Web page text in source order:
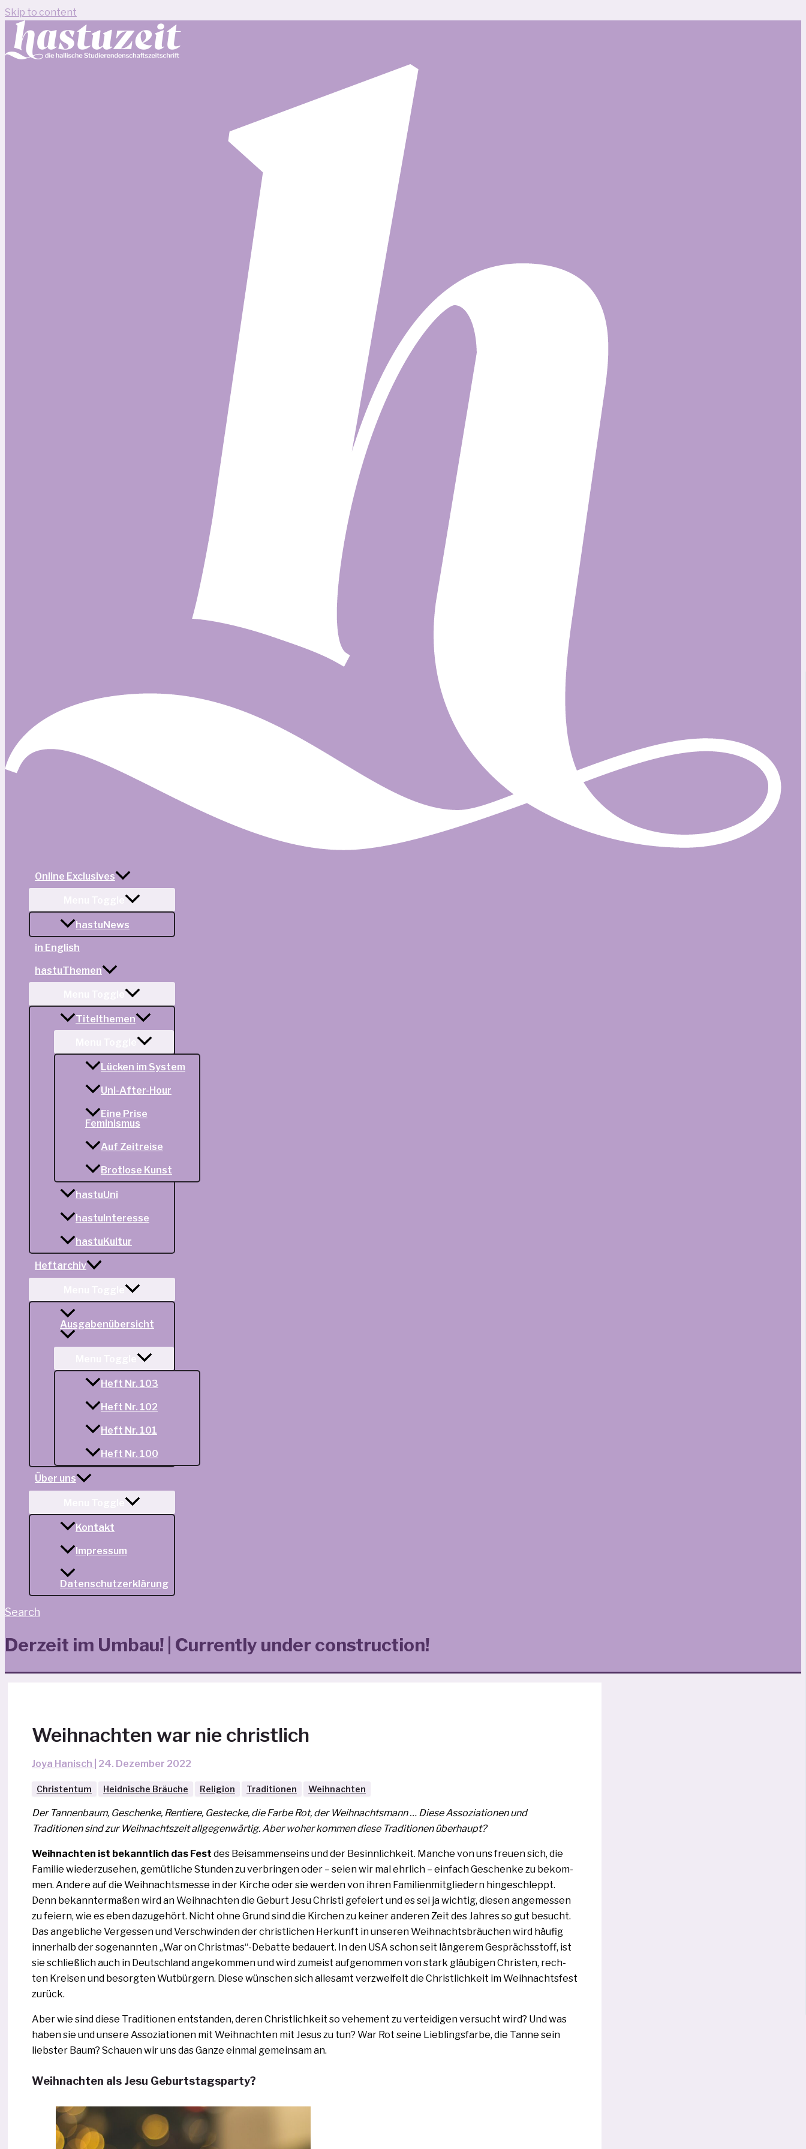
Skip to content
Online Exclusives
hastuNews
in English
hastuThemen
Titelthemen
Lücken im System
Uni-After-Hour
Eine Prise
Feminismus
Auf Zeitreise
Brotlose Kunst
hastuUni
hastuInteresse
hastuKultur
Heftarchiv
Ausgabenübersicht
Heft Nr. 103
Heft Nr. 102
Heft Nr. 101
Heft Nr. 100
Über uns
Kontakt
Impressum
Datenschutzerklärung
Search
Derzeit im Umbau! | Currently under construction!
Weihnachten war nie christlich
Joya Hanisch 24. Dezember 2022
Christentum Heidnische Bräuche Religion Traditionen Weihnachten
Der Tannenbaum, Geschenke, Rentiere, Gestecke, die Farbe Rot, der Weihnachtsmann … Diese Assoziationen und
Traditionen sind zur Weihnachtszeit all­ge­gen­wär­tig. Aber woher kom­men die­se Traditionen überhaupt?
Weihnachten ist bekannt­lich das Fest des Bei­sammenseins und der Besinnlichkeit. Manche von uns freu­en sich, die
Familie wiederzuse­hen, gemüt­li­che Stunden zu ver­brin­gen oder – sei­en wir mal ehr­lich – ein­fach Geschenke zu bekom­
men. Andere auf die Weihnachtsmesse in der Kirche oder sie wer­den von ihren Famili­enmitgliedern hin­ge­schleppt.
Denn bekannter­maßen wird an Weihnachten die Geburt Jesu Christi gefei­ert und es sei ja wich­tig, die­sen ange­mes­sen
zu fei­ern, wie es eben dazu­ge­hört. Nicht ohne Grund sind die Kirchen zu kei­ner ande­ren Zeit des Jahres so gut besucht.
Das angeb­li­che Vergessen und Verschwinden der christ­li­chen Herkunft in unse­ren Weihnachts­bräuchen wird häu­fig
inner­halb der sogenann­ten „War on Christmas“­-Debatte bedau­ert. In den USA schon seit län­ge­rem Gesprächsstoff, ist
sie schließ­lich auch in Deutschland ange­kom­men und wird zumeist auf­ge­nom­men von stark gläu­bi­gen Christen, rech­
ten Kreisen und besorg­ten Wutbürgern. Diese wün­schen sich alle­samt ver­zwei­felt die Christlichkeit im Weihnachtsfest
zurück.
Aber wie sind die­se Traditionen ent­stan­den, deren Christlichkeit so vehe­ment zu vertei­digen ver­sucht wird? Und was
haben sie und unse­re Assoziationen mit Weihnachten mit Jesus zu tun? War Rot sei­ne Lieblingsfarbe, die Tanne sein
liebs­ter Baum? Schauen wir uns das Ganze ein­mal gemein­sam an.
Weihnachten als Jesu Geburtstagsparty?